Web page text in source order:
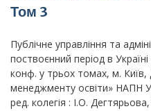
арттерапії:
місце
особистості
в
часи
Том 3
Публічне управління та
поствоєнний період в
конф. у трьох томах, м. Київ,
менеджменту освіти» НАПН
ред. колегія : І.О.